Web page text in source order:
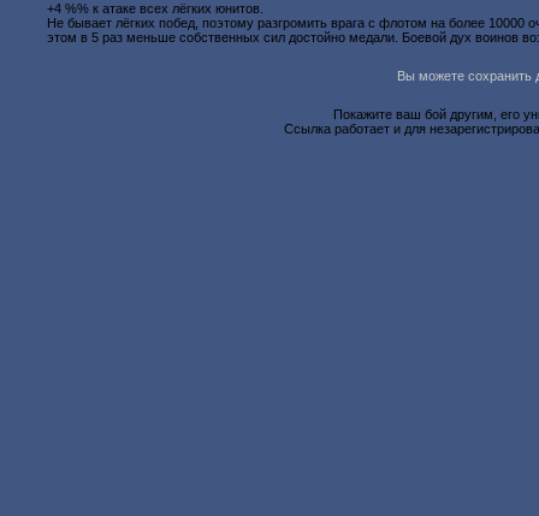
+4 %% к атаке всех лёгких юнитов.
Не бывает лёгких побед, поэтому разгромить врага с флотом на более 10000
этом в 5 раз меньше собственных сил достойно медали. Боевой дух воинов
Вы можете сохранить
Покажите ваш бой другим, его
Ссылка работает и для